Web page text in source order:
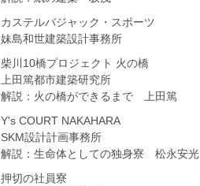
カステルバジャック・スポーツ
妹島和世建築設計事務所
柴川10橋プロジェクト 火の橋
上田篤都市建築研究所
解説：火の橋ができるまで 上田篤
Y's COURT NAKAHARA
SKM設計計画事務所
解説：生命体としての独身寮 松永安光
押切の社員寮